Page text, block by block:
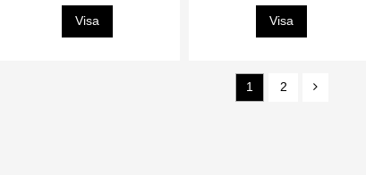
Visa Visa
1 2